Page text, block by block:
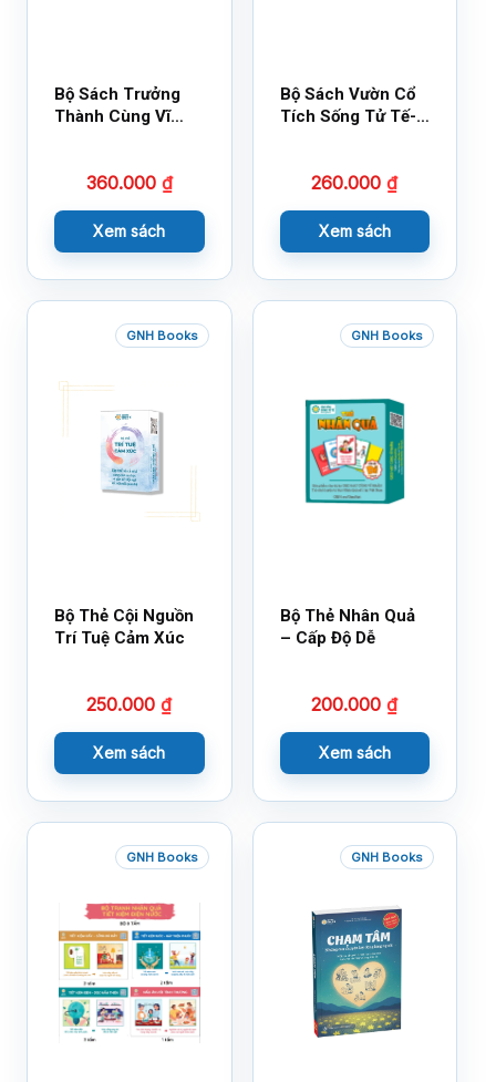
Bộ Sách Trưởng
Thành Cùng Vĩ
360.000 ₫
Xem sách
Bộ Sách Vườn Cổ
Tích Sống Tử Tế-
260.000₫
Xem sách
GNH Books
Bộ Thẻ Cội Nguồn
Trí Tuệ Cảm Xúc
250.000₫
Xem sách
GNH Books
Bộ Thẻ Nhân Quả
– Cấp Độ Dễ
200.000₫
Xem sách
GNH Books GNH Books